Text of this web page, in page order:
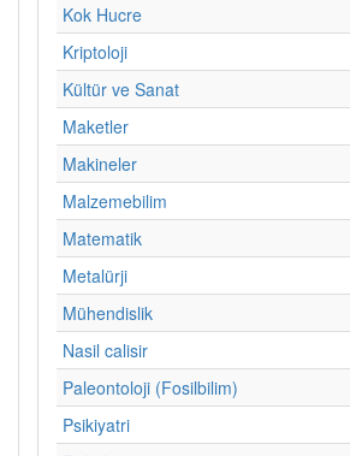
Kok Hucre
Kriptoloji
Kültür ve Sanat
Maketler
Makineler
Malzemebilim
Matematik
Metalürji
Mühendislik
Nasil calisir
Paleontoloji (Fosilbilim)
Psikiyatri